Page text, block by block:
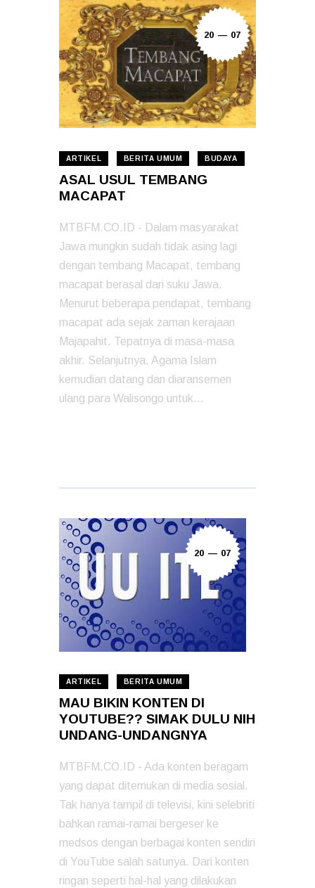
20 — 07
ARTIKEL BERITA UMUM BUDAYA
ASAL USUL TEMBANG
MACAPAT
MTBFM.CO.ID - Dalam masyarakat
Jawa mungkin sudah tidak asing lagi
dengan tembang Macapat, tembang
macapat berasal dari suku Jawa.
Menurut beberapa pendapat, tembang
macapat ada sejak zaman kerajaan
Majapahit. Tepatnya di masa-masa
akhir. Selanjutnya, Agama Islam
kemudian datang dan diaransemen
ulang para Walisongo untuk…
20 — 07
ARTIKEL BERITA UMUM
MAU BIKIN KONTEN DI
YOUTUBE?? SIMAK DULU NIH
UNDANG-UNDANGNYA
MTBFM.CO.ID - Ada konten beragam
yang dapat ditemukan di media sosial.
Tak hanya tampil di televisi, kini selebriti
bahkan ramai-ramai bergeser ke
medsos dengan berbagai konten sendiri
di YouTube salah satunya. Dari konten
ringan seperti hal-hal yang dilakukan